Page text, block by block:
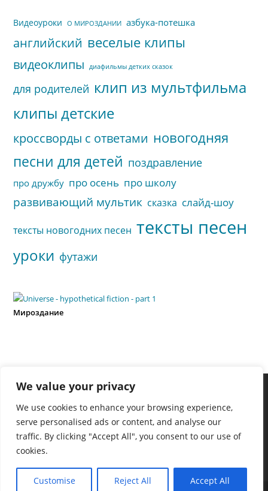
We value your privacy
We use cookies to enhance your browsing experience,
serve personalised ads or content, and analyse our
traffic. By clicking "Accept All", you consent to our use of
cookies.
Customise Reject All Accept All
Видеоуроки О МИРОЗДАНИИ азбука-потешка
английский веселые клипы
видеоклипы диафильмы детких сказок
для родителей клип из мультфильма
клипы детские
кроссворды с ответами новогодняя
песни для детей поздравление
про дружбу про осень про школу
развивающий мультик сказка слайд-шоу
тексты новогодних песен тексты песен
уроки футажи
Мироздание